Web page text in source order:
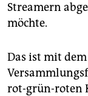
Streamern
möchte.
Das ist mit
rot-grün-roten